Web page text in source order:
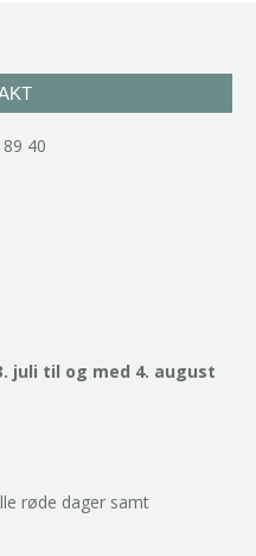
40
juli til og med 4. august
røde dager samt